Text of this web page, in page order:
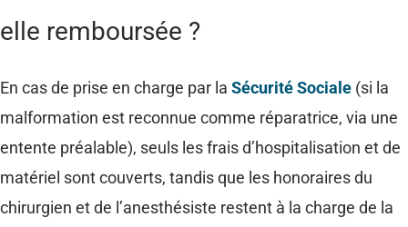
elle remboursée ?
En cas de prise en charge par la Sécurité Sociale (si la
malformation est reconnue comme réparatrice, via une
entente préalable), seuls les frais d’hospitalisation et de
matériel sont couverts, tandis que les honoraires du
chirurgien et de l’anesthésiste restent à la charge de la